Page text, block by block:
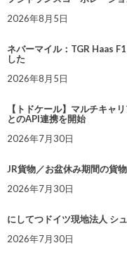
2026年8月5日
ネバーマイル：TGR Haas
した
2026年8月5日
【トドケール】マルチキャ
とのAPI連携を開始
2026年7月30日
JR貨物／お盆休み期間の貨
2026年7月30日
にしてつドイツ現地法人 シ
2026年7月30日